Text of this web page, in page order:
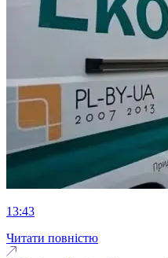
13:43
Читати повністю